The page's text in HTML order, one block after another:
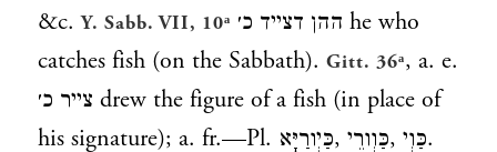
&c.Y. Sabb. VII, 10ᵃ ההן דצייד כ׳ he who
catches fish (on the Sabbath). Gitt. 36ᵃ, a. e.
צייר כ׳ drew the figure of a fish (in place of
his signature); a. fr.—Pl. כַּיְורַיָּא, כַּוְורֵי, כַּוְי.